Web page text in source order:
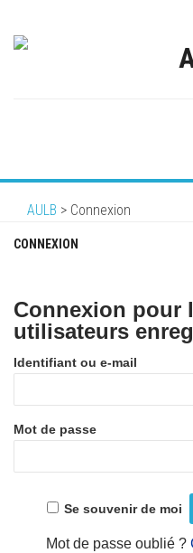
AULB > Connexion
CONNEXION
Connexion pour
utilisateurs
Identifiant ou e-mail
Mot de passe
Se souvenir de moi
Mot de passe oublié ?